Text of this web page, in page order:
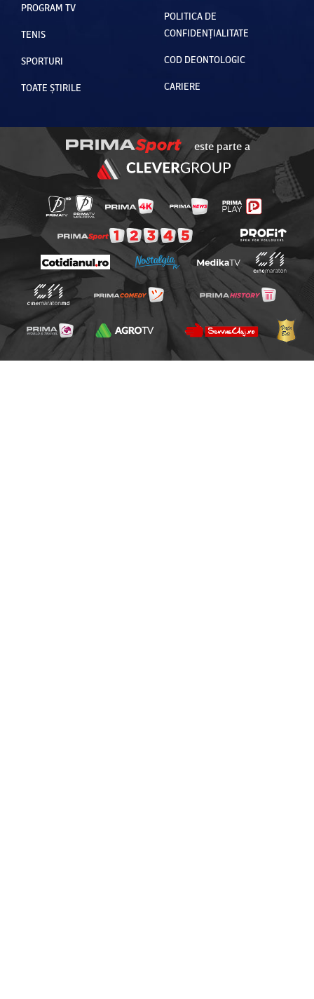
PROGRAM TV
TENIS
SPORTURI
TOATE ȘTIRILE
POLITICA DE
CONFIDENȚIALITATE
COD DEONTOLOGIC
CARIERE
este parte a